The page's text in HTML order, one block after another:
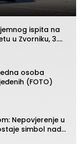
ispita na
u Zvorniku, 3.
osoba
(FOTO)
Nepovjerenje u
simbol nade